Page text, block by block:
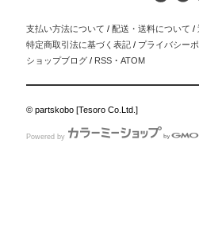
支払い方法について / 配送・送料について /
特定商取引法に基づく表記 / プライバシー
ショップブログ / RSS ・ATOM
© partskobo [Tesoro Co.Ltd.]
Powered by